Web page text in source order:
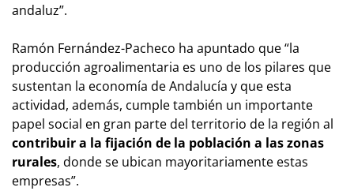
andaluz”.
Ramón Fernández-Pacheco ha apuntado que “la
producción agroalimentaria es uno de los pilares que
sustentan la economía de Andalucía y que esta
actividad, además, cumple también un importante
papel social en gran parte del territorio de la región al
contribuir a la fijación de la población a las zonas
rurales, donde se ubican mayoritariamente estas
empresas”.